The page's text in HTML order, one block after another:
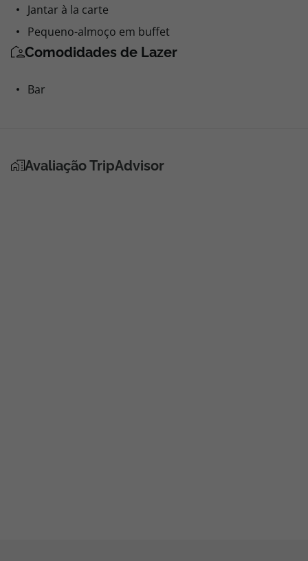
Jantar à la carte
Pequeno-almoço em buffet
Comodidades de Lazer
Bar
Avaliação TripAdvisor